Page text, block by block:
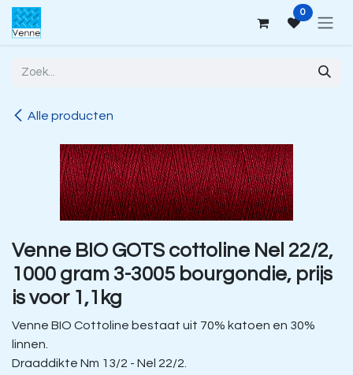
Overslaan naar inhoud 0
Alle producten
Venne BIO GOTS cottoline Nel 22/2,
1000 gram 3-3005 bourgondie, prijs
is voor 1,1kg
Venne BIO Cottoline bestaat uit 70% katoen en 30%
linnen.
Draaddikte Nm 13/2 - Nel 22/2.